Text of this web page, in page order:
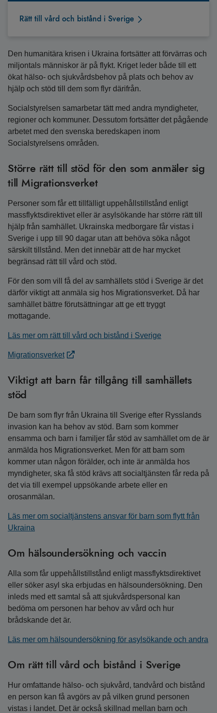
Rätt till vård och bistånd i Sverige
Den humanitära krisen i Ukraina fortsätter att förvärras och
miljontals människor är på flykt. Kriget leder både till ett
ökat hälso- och sjukvårdsbehov på plats och behov av
hjälp och stöd till dem som flyr därifrån.
Socialstyrelsen samarbetar tätt med andra myndigheter,
regioner och kommuner. Dessutom fortsätter det pågående
arbetet med den svenska beredskapen inom
Socialstyrelsens områden.
Större rätt till stöd för den som anmäler sig
till Migrationsverket
Personer som får ett tillfälligt uppehållstillstånd enligt
massflyktsdirektivet eller är asylsökande har större rätt till
hjälp från samhället. Ukrainska medborgare får vistas i
Sverige i upp till 90 dagar utan att behöva söka något
särskilt tillstånd. Men det innebär att de har mycket
begränsad rätt till vård och stöd.
För den som vill få del av samhällets stöd i Sverige är det
därför viktigt att anmäla sig hos Migrationsverket. Då har
samhället bättre förutsättningar att ge ett tryggt
mottagande.
Läs mer om rätt till vård och bistånd i Sverige
Migrationsverket
Viktigt att barn får tillgång till samhällets
stöd
De barn som flyr från Ukraina till Sverige efter Rysslands
invasion kan ha behov av stöd. Barn som kommer
ensamma och barn i familjer får stöd av samhället om de är
anmälda hos Migrationsverket. Men för att barn som
kommer utan någon förälder, och inte är anmälda hos
myndigheter, ska få stöd krävs att socialtjänsten får reda på
det via till exempel uppsökande arbete eller en
orosanmälan.
Läs mer om socialtjänstens ansvar för barn som flytt från
Ukraina
Om hälsoundersökning och vaccin
Alla som får uppehållstillstånd enligt massflyktsdirektivet
eller söker asyl ska erbjudas en hälsoundersökning. Den
inleds med ett samtal så att sjukvårdspersonal kan
bedöma om personen har behov av vård och hur
brådskande det är.
Läs mer om hälsoundersökning för asylsökande och andra
Om rätt till vård och bistånd i Sverige
Hur omfattande hälso- och sjukvård, tandvård och bistånd
en person kan få avgörs av på vilken grund personen
vistas i landet. Det är också skillnad mellan barn och